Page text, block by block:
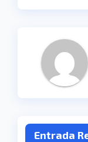
Entrada